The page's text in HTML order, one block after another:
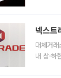
넥스트
대체거
내 상·하